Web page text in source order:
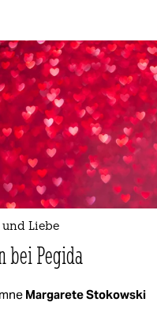
Liebe
bei Pegida
Margarete Stokowski